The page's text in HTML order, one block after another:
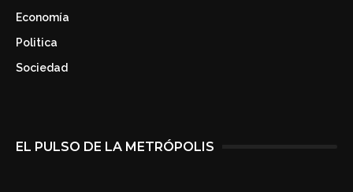
Economía
Politica
Sociedad
EL PULSO DE LA METRÓPOLIS